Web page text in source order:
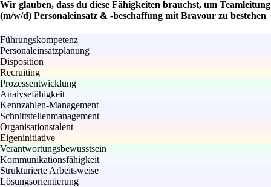
Wir glauben, dass du diese Fähigkeiten brauchst, um Teamleitung
(m/w/d) Personaleinsatz & -beschaffung mit Bravour zu bestehen
Führungskompetenz
Personaleinsatzplanung
Disposition
Recruiting
Prozessentwicklung
Analysefähigkeit
Kennzahlen-Management
Schnittstellenmanagement
Organisationstalent
Eigeninitiative
Verantwortungsbewusstsein
Kommunikationsfähigkeit
Strukturierte Arbeitsweise
Lösungsorientierung